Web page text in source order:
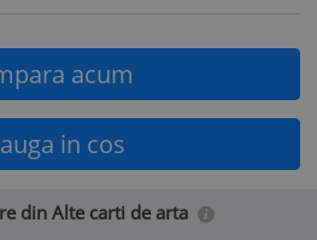
acum
in cos
din Alte carti de arta